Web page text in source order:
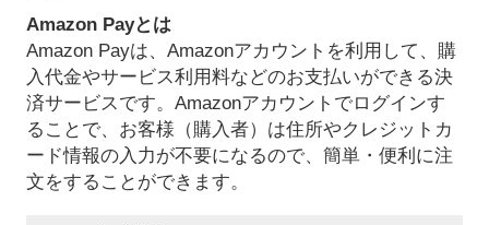
Amazon Payとは
Amazon Payは、Amazonアカウントを利用して、購
入代金やサービス利用料などのお支払いができる決
済サービスです。Amazonアカウントでログインす
ることで、お客様（購入者）は住所やクレジットカ
ード情報の入力が不要になるので、簡単・便利に注
文をすることができます。